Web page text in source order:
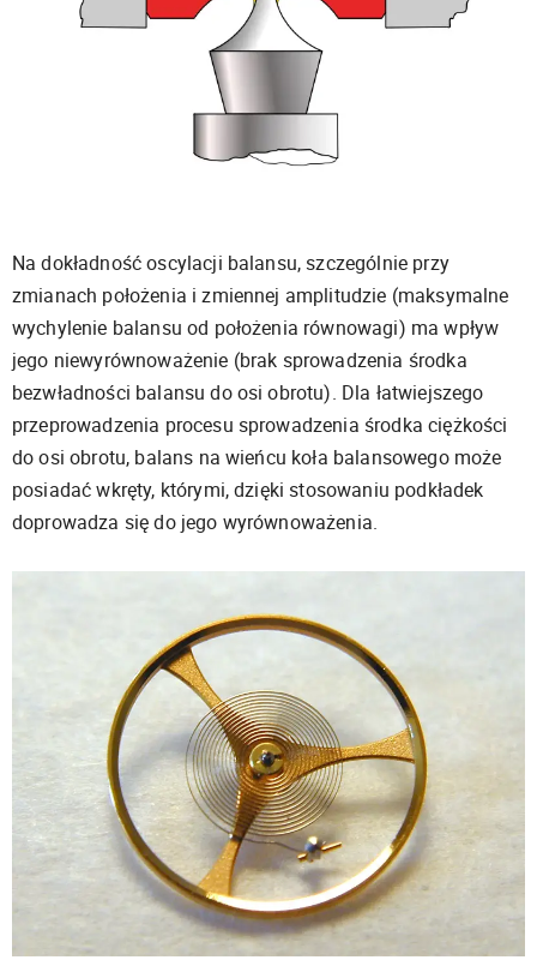
Na dokładność oscylacji balansu, szczególnie przy
zmianach położenia i zmiennej amplitudzie (maksymalne
wychylenie balansu od położenia równowagi) ma wpływ
jego niewyrównoważenie (brak sprowadzenia środka
bezwładności balansu do osi obrotu). Dla łatwiejszego
przeprowadzenia procesu sprowadzenia środka ciężkości
do osi obrotu, balans na wieńcu koła balansowego może
posiadać wkręty, którymi, dzięki stosowaniu podkładek
doprowadza się do jego wyrównoważenia.